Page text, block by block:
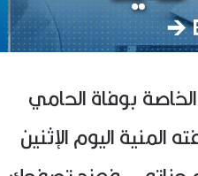
بوفاة الحامي
المنية اليوم الإثنين